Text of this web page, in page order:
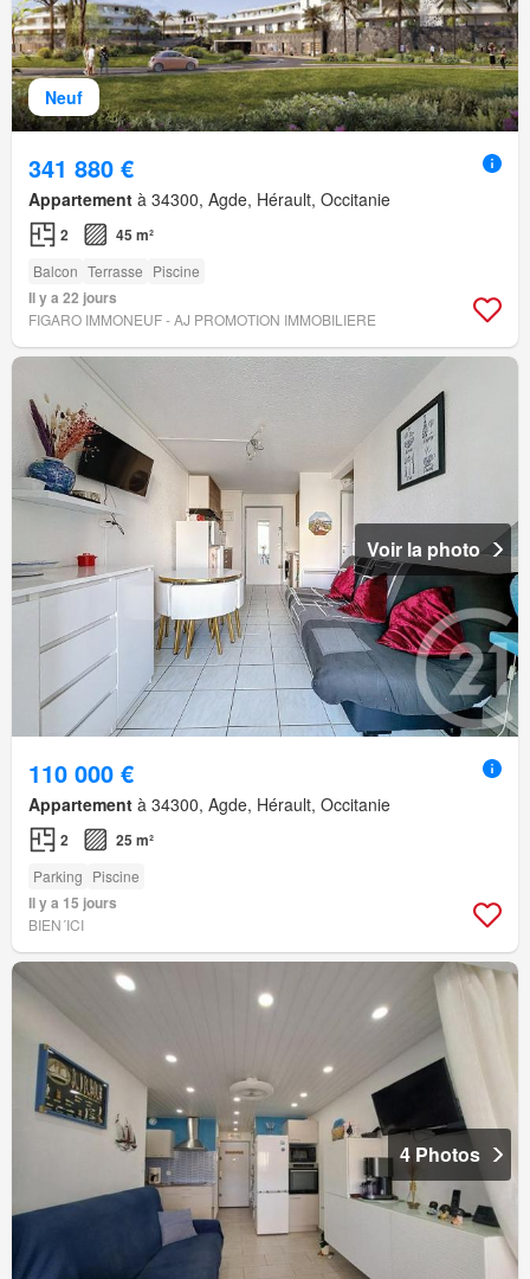
Neuf
341 880 €
Appartement à 34300, Agde, Hérault, Occitanie
2 45 m²
Balcon Terrasse Piscine
Il y a 22 jours
FIGARO IMMONEUF - AJ PROMOTION IMMOBILIERE
Voir la photo
110 000 €
Appartement à 34300, Agde, Hérault, Occitanie
2 25 m²
Parking Piscine
Il y a 15 jours
BIEN´ICI
4 Photos